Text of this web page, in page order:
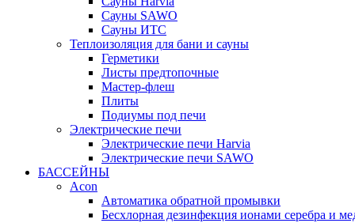
Сауны SAWO
Сауны ИТС
Теплоизоляция для бани и сауны
Герметики
Листы предтопочные
Мастер-флеш
Плиты
Подиумы под печи
Электрические печи
Электрические печи Harvia
Электрические печи SAWO
БАССЕЙНЫ
Acon
Автоматика обратной промывки
Беcхлорная дезинфекция ионами серебра и